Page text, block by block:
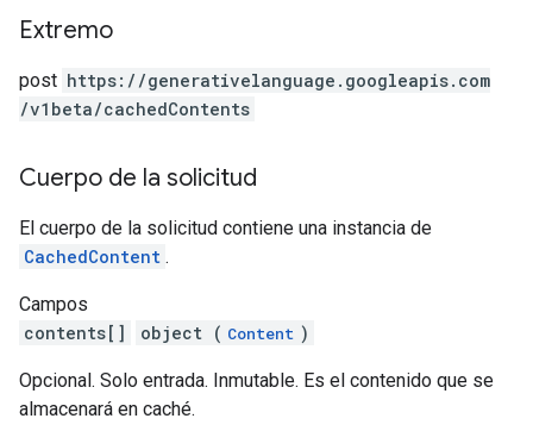
Extremo
post https: / /generativelanguage.googleapis.com
/v1beta/cachedContents
Cuerpo de la solicitud
El cuerpo de la solicitud contiene una instancia de
CachedContent .
Campos
contents[]
object ( Content )
Opcional. Solo entrada. Inmutable. Es el contenido que se
almacenará en caché.